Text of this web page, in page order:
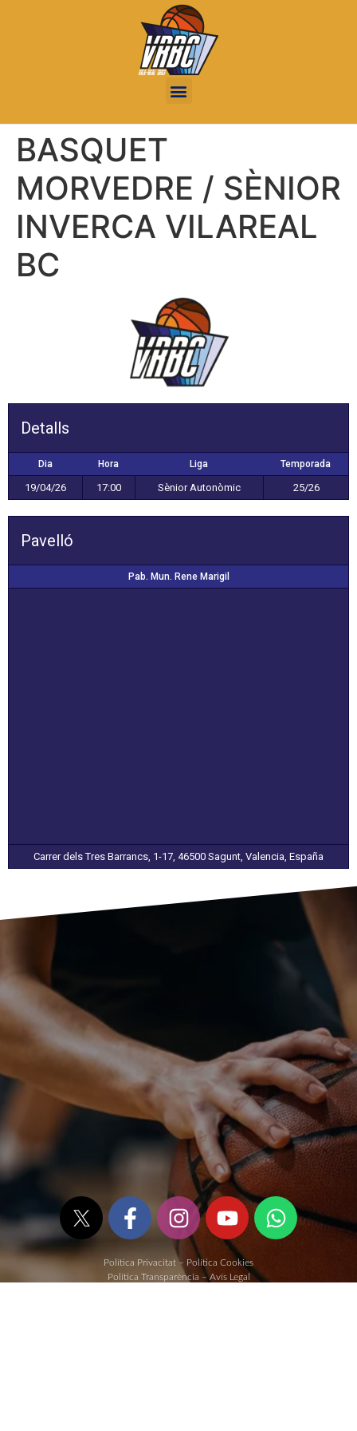
BASQUET
MORVEDRE / SÈNIOR
INVERCA VILAREAL
BC
Detalls
Dia Hora Liga Temporada
19/04/26 17:00 Sènior Autonòmic 25/26
Pavelló
Pab. Mun. Rene Marigil
Carrer dels Tres Barrancs, 1-17, 46500 Sagunt, Valencia, España
Política Privacitat – Política Cookies
Política Transparència –Avís Legal